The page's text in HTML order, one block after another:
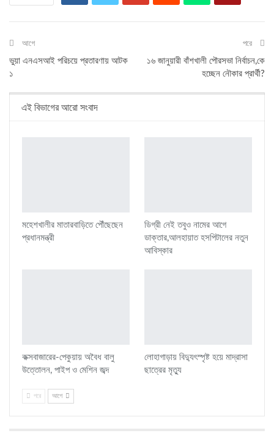
আগে
ভুয়া এনএসআই পরিচয়ে প্রতারণায় আটক
১
পরে
১৬ জানুয়ারী বাঁশখালী পৌরসভা নির্বাচন,কে
হচ্ছেন নৌকার প্রার্থী?
এই বিভাগের আরো সংবাদ
মহেশখালীর মাতারবাড়িতে পৌঁছেছেন
প্রধানমন্ত্রী
ডিগ্রী নেই তবুও নামের আগে
ডাক্তার,আলহায়াত হসপিটালের নতুন
আবিস্কার
কক্সবাজারের-পেকুয়ায় অবৈধ বালু
উত্তোলন, পাইপ ও মেশিন জব্দ
লোহাগাড়ায় বিদ্যুৎস্পৃষ্ট হয়ে মাদ্রাসা
ছাত্রের মৃত্যু
পরে আগে